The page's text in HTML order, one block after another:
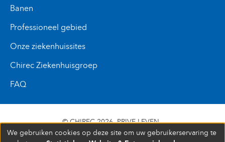
Banen
Professioneel gebied
Onze ziekenhuissites
Chirec Ziekenhuisgroep
FAQ
© CHIREC 2026 PRIVE LEVEN
SIÈGE SOCIAL BOULEVARD DU TRIOMPHE 201 1160
We gebruiken cookies op deze site om uw gebruikerservaring te